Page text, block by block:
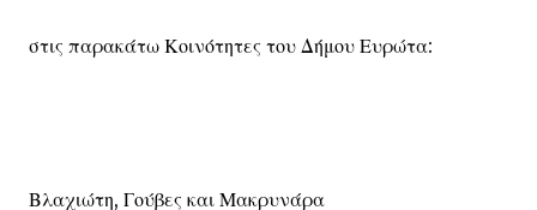
στις παρακάτω Κοινότητες του Δήμου Ευρώτα:
Βλαχιώτη, Γούβες και Μακρυνάρα